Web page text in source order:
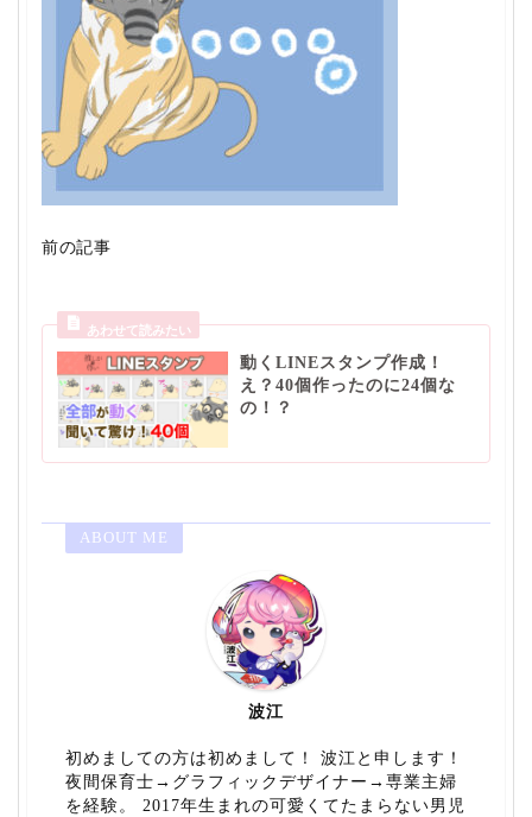
前の記事
動くLINEスタンプ作成！
え？40個作ったのに24個な
の！？
ABOUT ME
波江
初めましての方は初めまして！ 波江と申します！
夜間保育士→グラフィックデザイナー→専業主婦
を経験。 2017年生まれの可愛くてたまらない男児